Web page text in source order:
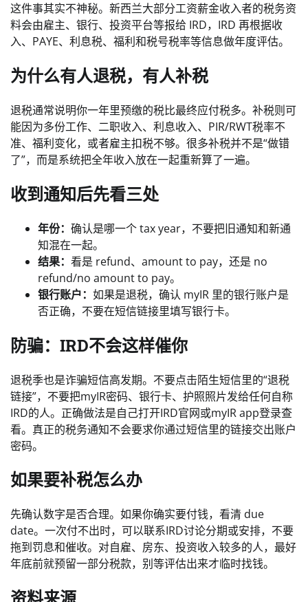
这件事其实不神秘。新西兰大部分工资薪金收入者的税务资
料会由雇主、银行、投资平台等报给 IRD，IRD 再根据收
入、PAYE、利息税、福利和税号税率等信息做年度评估。
为什么有人退税，有人补税
退税通常说明你一年里预缴的税比最终应付税多。补税则可
能因为多份工作、二职收入、利息收入、PIR/RWT税率不
准、福利变化，或者雇主扣税不够。很多补税并不是“做错
了”，而是系统把全年收入放在一起重新算了一遍。
收到通知后先看三处
年份： 确认是哪一个 tax year，不要把旧通知和新通
知混在一起。
结果： 看是 refund、amount to pay，还是 no
refund/no amount to pay。
银行账户： 如果是退税，确认 myIR 里的银行账户是
否正确，不要在短信链接里填写银行卡。
防骗：IRD不会这样催你
退税季也是诈骗短信高发期。不要点击陌生短信里的“退税
链接”，不要把myIR密码、银行卡、护照照片发给任何自称
IRD的人。正确做法是自己打开IRD官网或myIR app登录查
看。真正的税务通知不会要求你通过短信里的链接交出账户
密码。
如果要补税怎么办
先确认数字是否合理。如果你确实要付钱，看清 due
date。一次付不出时，可以联系IRD讨论分期或安排，不要
拖到罚息和催收。对自雇、房东、投资收入较多的人，最好
年底前就预留一部分税款，别等评估出来才临时找钱。